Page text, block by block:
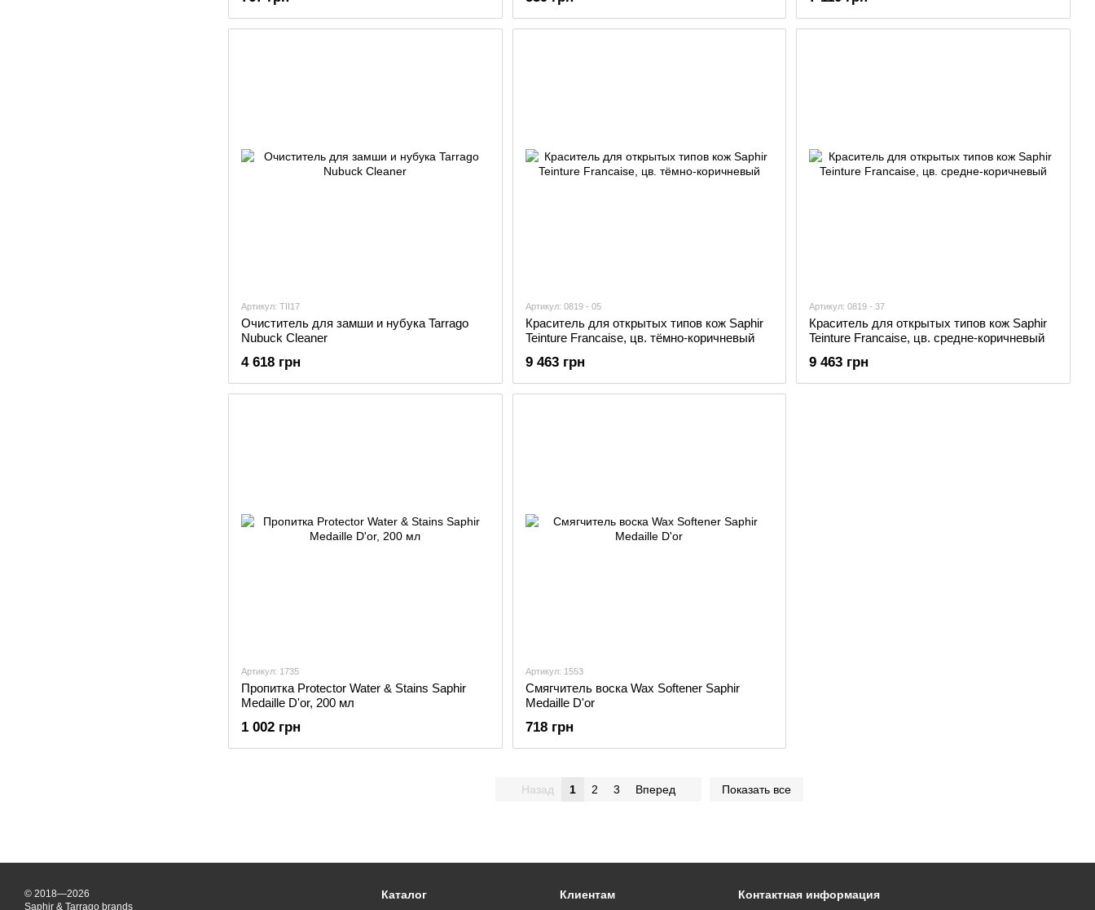
Артикул: TII17
Очиститель для замши и нубука Tarrago
Nubuck Cleaner
4 618 грн
Артикул: 0819 - 05
Краситель для открытых типов кож Saphir
Teinture Francaise, цв. тёмно-коричневый
9 463 грн
Артикул: 0819 - 37
Краситель для открытых типов кож Saphir
Teinture Francaise, цв. средне-коричневый
9 463 грн
Артикул: 1735
Пропитка Protector Water & Stains Saphir
Medaille D'or, 200 мл
1 002 грн
Артикул: 1553
Смягчитель воска Wax Softener Saphir
Medaille D'or
718 грн
Назад 1 2 3 Вперед Показать все
© 2018—2026
Saphir & Tarrago brands
Каталог Клиентам Контактная информация